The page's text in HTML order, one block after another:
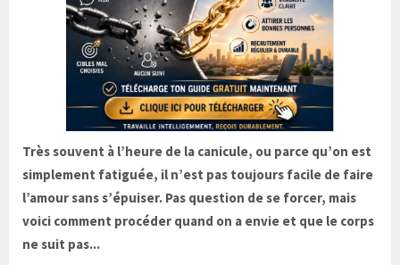
Très souvent à l’heure de la canicule, ou parce qu’on est
simplement fatiguée, il n’est pas toujours facile de faire
l’amour sans s’épuiser. Pas question de se forcer, mais
voici comment procéder quand on a envie et que le corps
ne suit pas...